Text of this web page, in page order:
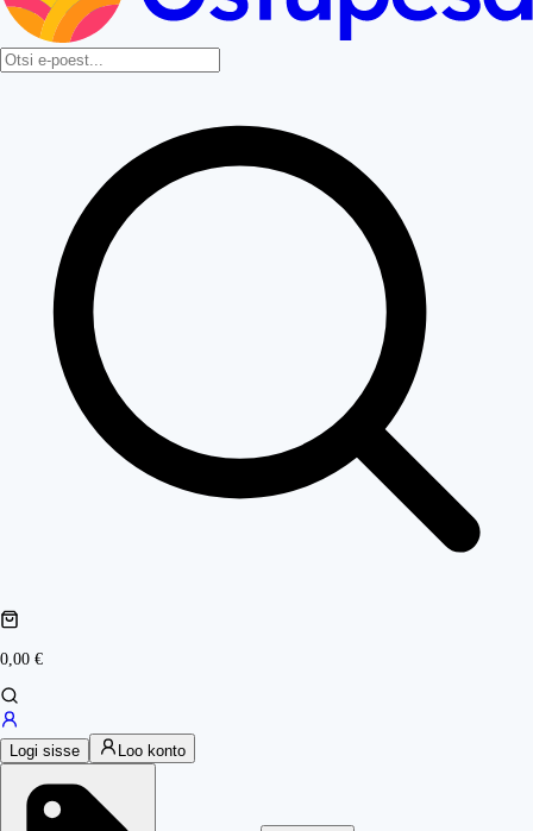
0,00 €
Logi sisse Loo konto